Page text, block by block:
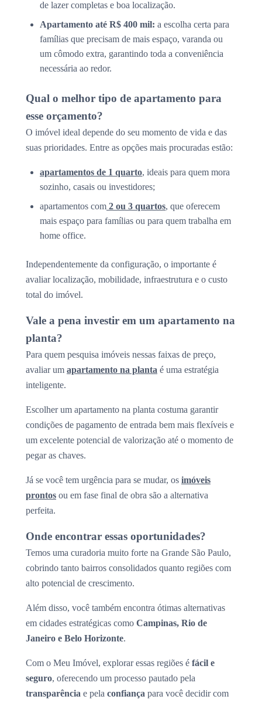
de lazer completas e boa localização.
Apartamento até R$ 400 mil: a escolha certa para
famílias que precisam de mais espaço, varanda ou
um cômodo extra, garantindo toda a conveniência
necessária ao redor.
Qual o melhor tipo de apartamento para
esse orçamento?
O imóvel ideal depende do seu momento de vida e das
suas prioridades. Entre as opções mais procuradas estão:
apartamentos de 1 quarto, ideais para quem mora
sozinho, casais ou investidores;
apartamentos com 2 ou 3 quartos, que oferecem
mais espaço para famílias ou para quem trabalha em
home office.
Independentemente da configuração, o importante é
avaliar localização, mobilidade, infraestrutura e o custo
total do imóvel.
Vale a pena investir em um apartamento na
planta?
Para quem pesquisa imóveis nessas faixas de preço,
avaliar um apartamento na planta é uma estratégia
inteligente.
Escolher um apartamento na planta costuma garantir
condições de pagamento de entrada bem mais flexíveis e
um excelente potencial de valorização até o momento de
pegar as chaves.
Já se você tem urgência para se mudar, os imóveis
prontos ou em fase final de obra são a alternativa
perfeita.
Onde encontrar essas oportunidades?
Temos uma curadoria muito forte na Grande São Paulo,
cobrindo tanto bairros consolidados quanto regiões com
alto potencial de crescimento.
Além disso, você também encontra ótimas alternativas
em cidades estratégicas como Campinas, Rio de
Janeiro e Belo Horizonte.
Com o Meu Imóvel, explorar essas regiões é fácil e
seguro, oferecendo um processo pautado pela
transparência e pela confiança para você decidir com